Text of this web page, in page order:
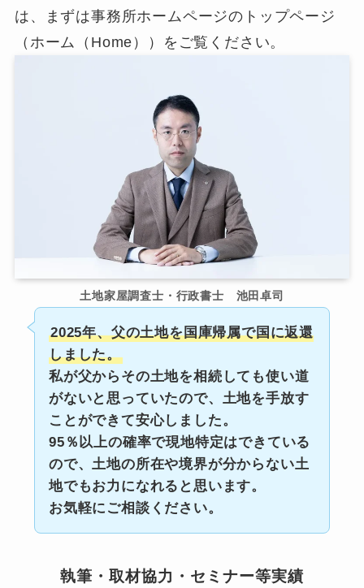
は、まずは事務所ホームページのトップページ
（ホーム（Home））をご覧ください。
土地家屋調査士・行政書士 池田卓司
2025年、父の土地を国庫帰属で国に返還
しました。
私が父からその土地を相続しても使い道
がないと思っていたので、土地を手放す
ことができて安心しました。
95％以上の確率で現地特定はできている
ので、土地の所在や境界が分からない土
地でもお力になれると思います。
お気軽にご相談ください。
執筆・取材協力・セミナー等実績